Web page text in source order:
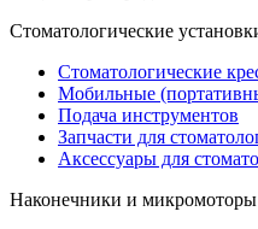
Стоматологические
Стоматологические
Мобильные
Подача инструментов
Запчасти для
Аксессуары для
Наконечники и микромоторы